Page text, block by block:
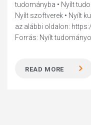
tudományba • Nyílt
Nyílt szoftverek • Nyílt
az alábbi oldalon:
Forrás: Nyílt
READ MORE